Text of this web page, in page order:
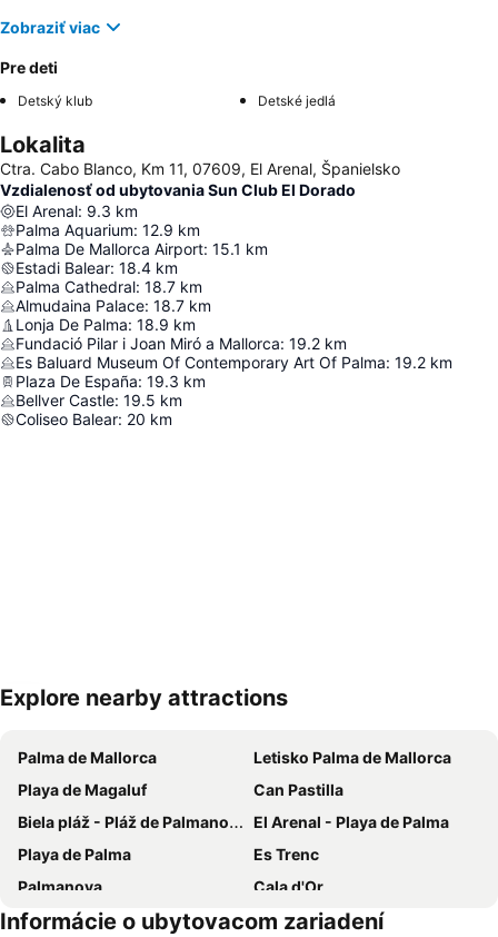
Zobraziť viac
Pre deti
Detský klub Detské jedlá
Lokalita
Ctra. Cabo Blanco, Km 11, 07609, El Arenal, Španielsko
Vzdialenosť od ubytovania Sun Club El Dorado
El Arenal: 9.3 km
Palma Aquarium: 12.9 km
Palma De Mallorca Airport: 15.1 km
Estadi Balear: 18.4 km
Palma Cathedral: 18.7 km
Almudaina Palace: 18.7 km
Lonja De Palma: 18.9 km
Fundació Pilar i Joan Miró a Mallorca: 19.2 km
Es Baluard Museum Of Contemporary Art Of Palma: 19.2 km
Plaza De España: 19.3 km
Bellver Castle: 19.5 km
Coliseo Balear: 20 km
Explore nearby attractions
Palma de Mallorca
Letisko Palma de Mallorca
Playa de Magaluf
Can Pastilla
Biela pláž - Pláž de Palmanova
El Arenal - Playa de Palma
Playa de Palma
Es Trenc
Palmanova
Cala d'Or
S'Arenal
Santa Ponça
Informácie o ubytovacom zariadení